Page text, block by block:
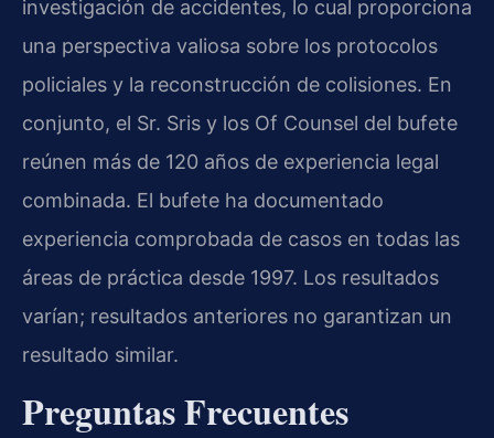
investigación de accidentes, lo cual proporciona
una perspectiva valiosa sobre los protocolos
policiales y la reconstrucción de colisiones. En
conjunto, el Sr. Sris y los Of Counsel del bufete
reúnen más de 120 años de experiencia legal
combinada. El bufete ha documentado
experiencia comprobada de casos en todas las
áreas de práctica desde 1997. Los resultados
varían; resultados anteriores no garantizan un
resultado similar.
Preguntas Frecuentes